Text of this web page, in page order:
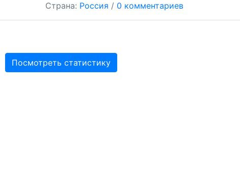
Страна: Россия / 0 комментариев
Посмотреть статистику